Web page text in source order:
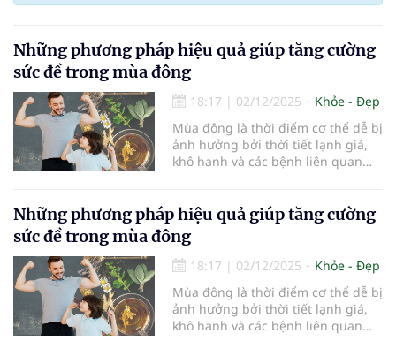
Những phương pháp hiệu quả giúp tăng cường
sức đề trong mùa đông
18:17 | 02/12/2025
Khỏe - Đẹp
Mùa đông là thời điểm cơ thể dễ bị
ảnh hưởng bởi thời tiết lạnh giá,
khô hanh và các bệnh liên quan
là chìa khóa để bảo vệ sức khỏe và
ngăn ngừa bệnh tật trong mùa
này. Bài viết này sẽ chia sẻ những
phương pháp hiệu quả giúp bạn
tăng cường sức đề kháng một cách
tự nhiên, giúp bạn tận hưởng một
mùa đông khỏe mạnh và tràn đầy
năng lượng.
Những phương pháp hiệu quả giúp tăng cường
sức đề trong mùa đông
18:17 | 02/12/2025
Khỏe - Đẹp
Mùa đông là thời điểm cơ thể dễ bị
ảnh hưởng bởi thời tiết lạnh giá,
khô hanh và các bệnh liên quan